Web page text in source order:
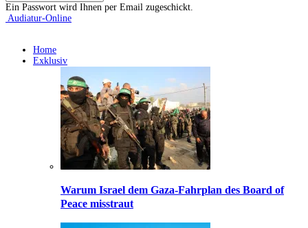
Ein Passwort wird Ihnen per Email zugeschickt.
Audiatur-Online
Home
Exklusiv
Warum Israel dem Gaza-Fahrplan des Board of
Peace misstraut